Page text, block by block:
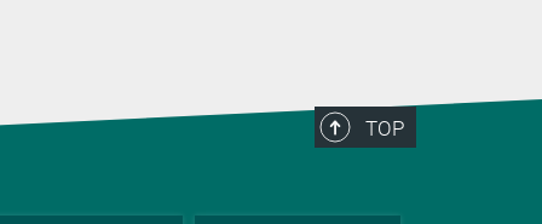
TOP